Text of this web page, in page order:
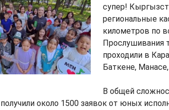
супер!
региональные
километров по
Прослушивания
проходили в
Баткене,
В общей
получили около 1500 заявок от юных